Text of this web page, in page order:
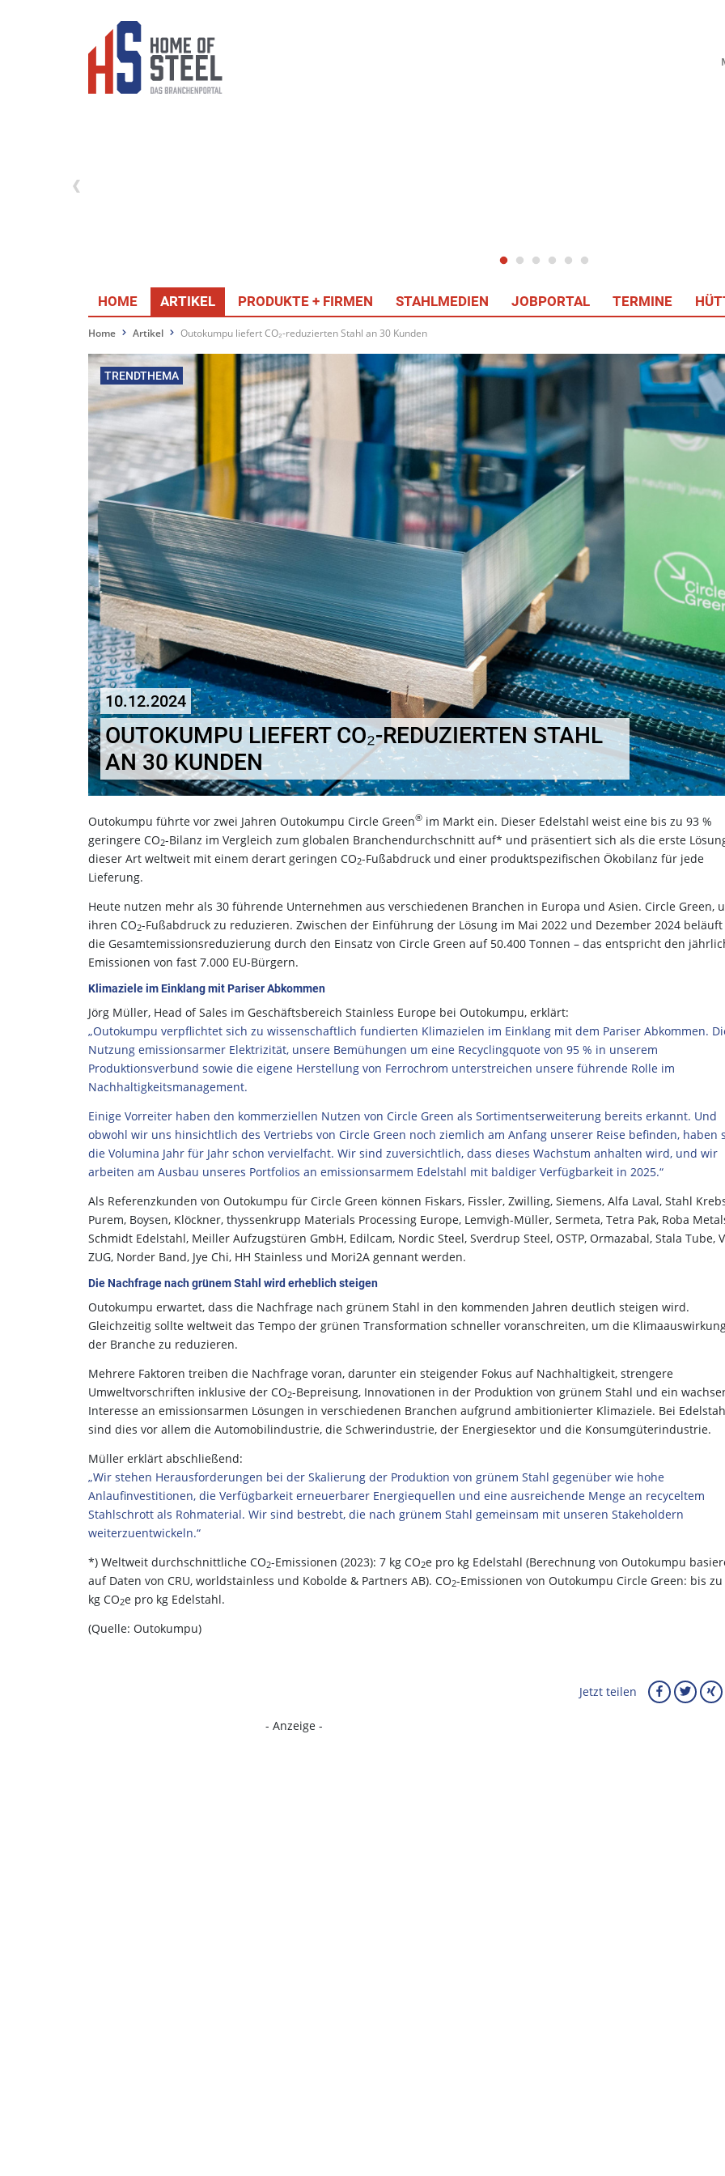
HOME ARTIKEL PRODUKTE + FIRMEN STAHLMEDIEN JOBPORTAL TERMINE
Home Artikel Outokumpu liefert CO₂-reduzierten Stahl an 30 Kunden
TRENDTHEMA
10.12.2024
OUTOKUMPU LIEFERT CO₂-REDUZIERTEN STAHL
AN 30 KUNDEN
Outokumpu führte vor zwei Jahren Outokumpu Circle Green® im Markt ein. Dieser Edelstahl weist eine bis zu 93 %
geringere CO2-Bilanz im Vergleich zum globalen Branchendurchschnitt auf* und präsentiert sich als die erste
dieser Art weltweit mit einem derart geringen CO2-Fußabdruck und einer produktspezifischen Ökobilanz für jede
Lieferung.
Heute nutzen mehr als 30 führende Unternehmen aus verschiedenen Branchen in Europa und Asien. Circle Green,
ihren CO2-Fußabdruck zu reduzieren. Zwischen der Einführung der Lösung im Mai 2022 und Dezember 2024 beläuft
die Gesamtemissionsreduzierung durch den Einsatz von Circle Green auf 50.400 Tonnen – das entspricht den
Emissionen von fast 7.000 EU-Bürgern.
Klimaziele im Einklang mit Pariser Abkommen
Jörg Müller, Head of Sales im Geschäftsbereich Stainless Europe bei Outokumpu, erklärt:
„Outokumpu verpflichtet sich zu wissenschaftlich fundierten Klimazielen im Einklang mit dem Pariser Abkommen.
Nutzung emissionsarmer Elektrizität, unsere Bemühungen um eine Recyclingquote von 95 % in unserem
Produktionsverbund sowie die eigene Herstellung von Ferrochrom unterstreichen unsere führende Rolle im
Nachhaltigkeitsmanagement.
Einige Vorreiter haben den kommerziellen Nutzen von Circle Green als Sortimentserweiterung bereits erkannt. Und
obwohl wir uns hinsichtlich des Vertriebs von Circle Green noch ziemlich am Anfang unserer Reise befinden, haben
die Volumina Jahr für Jahr schon vervielfacht. Wir sind zuversichtlich, dass dieses Wachstum anhalten wird, und wir
arbeiten am Ausbau unseres Portfolios an emissionsarmem Edelstahl mit baldiger Verfügbarkeit in 2025.“
Als Referenzkunden von Outokumpu für Circle Green können Fiskars, Fissler, Zwilling, Siemens, Alfa Laval, Stahl
Purem, Boysen, Klöckner, thyssenkrupp Materials Processing Europe, Lemvigh-Müller, Sermeta, Tetra Pak, Roba
Schmidt Edelstahl, Meiller Aufzugstüren GmbH, Edilcam, Nordic Steel, Sverdrup Steel, OSTP, Ormazabal, Stala Tube,
ZUG, Norder Band, Jye Chi, HH Stainless und Mori2A gennant werden.
Die Nachfrage nach grünem Stahl wird erheblich steigen
Outokumpu erwartet, dass die Nachfrage nach grünem Stahl in den kommenden Jahren deutlich steigen wird.
Gleichzeitig sollte weltweit das Tempo der grünen Transformation schneller voranschreiten, um die
der Branche zu reduzieren.
Mehrere Faktoren treiben die Nachfrage voran, darunter ein steigender Fokus auf Nachhaltigkeit, strengere
Umweltvorschriften inklusive der CO2-Bepreisung, Innovationen in der Produktion von grünem Stahl und ein
Interesse an emissionsarmen Lösungen in verschiedenen Branchen aufgrund ambitionierter Klimaziele. Bei
sind dies vor allem die Automobilindustrie, die Schwerindustrie, der Energiesektor und die Konsumgüterindustrie.
Müller erklärt abschließend:
„Wir stehen Herausforderungen bei der Skalierung der Produktion von grünem Stahl gegenüber wie hohe
Anlaufinvestitionen, die Verfügbarkeit erneuerbarer Energiequellen und eine ausreichende Menge an recyceltem
Stahlschrott als Rohmaterial. Wir sind bestrebt, die nach grünem Stahl gemeinsam mit unseren Stakeholdern
weiterzuentwickeln.“
*) Weltweit durchschnittliche CO2-Emissionen (2023): 7 kg CO2e pro kg Edelstahl (Berechnung von Outokumpu
auf Daten von CRU, worldstainless und Kobolde & Partners AB). CO2-Emissionen von Outokumpu Circle Green: bis zu
kg CO2e pro kg Edelstahl.
(Quelle: Outokumpu)
Jetzt teilen
- Anzeige -